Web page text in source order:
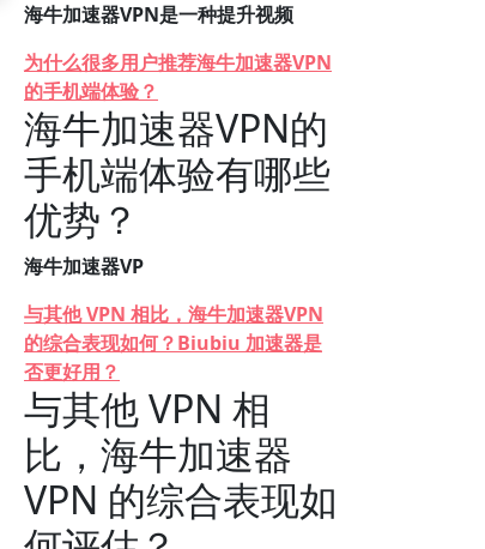
海牛加速器VPN是一种提升视频
为什么很多用户推荐海牛加速器VPN
的手机端体验？
海牛加速器VPN的
手机端体验有哪些
优势？
海牛加速器VP
与其他 VPN 相比，海牛加速器VPN
的综合表现如何？Biubiu 加速器是
否更好用？
与其他 VPN 相
比，海牛加速器
VPN 的综合表现如